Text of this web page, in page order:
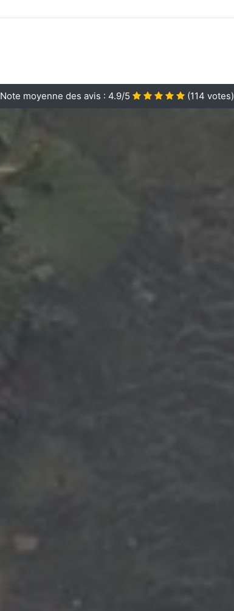
Note moyenne des avis : 4.9/5 (114 votes)